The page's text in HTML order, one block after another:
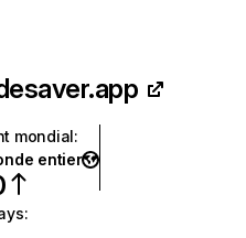
mondial:
entier
: